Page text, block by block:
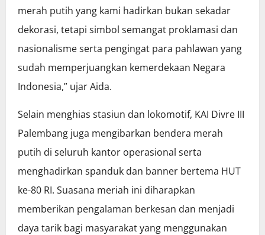
merah putih yang kami hadirkan bukan sekadar
dekorasi, tetapi simbol semangat proklamasi dan
nasionalisme serta pengingat para pahlawan yang
sudah memperjuangkan kemerdekaan Negara
Indonesia,” ujar Aida.
Selain menghias stasiun dan lokomotif, KAI Divre III
Palembang juga mengibarkan bendera merah
putih di seluruh kantor operasional serta
menghadirkan spanduk dan banner bertema HUT
ke-80 RI. Suasana meriah ini diharapkan
memberikan pengalaman berkesan dan menjadi
daya tarik bagi masyarakat yang menggunakan